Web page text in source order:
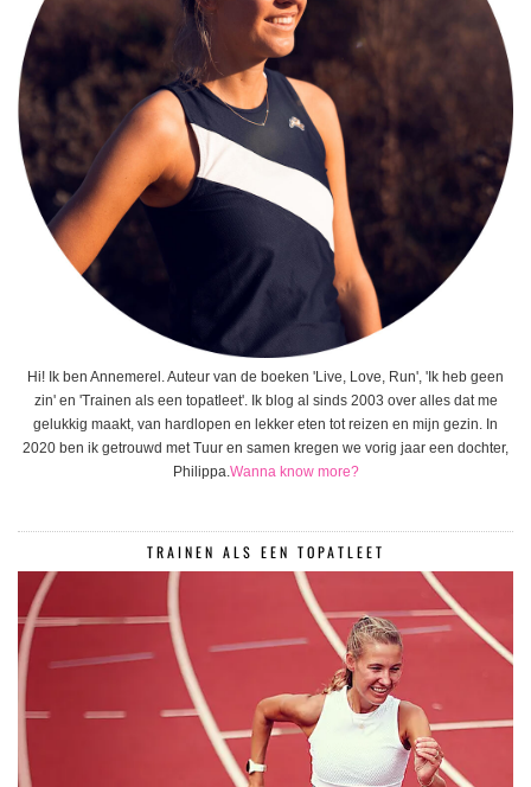
Hi! Ik ben Annemerel. Auteur van de boeken 'Live, Love, Run', 'Ik heb geen
zin' en 'Trainen als een topatleet'. Ik blog al sinds 2003 over alles dat me
gelukkig maakt, van hardlopen en lekker eten tot reizen en mijn gezin. In
2020 ben ik getrouwd met Tuur en samen kregen we vorig jaar een dochter,
Philippa.Wanna know more?
TRAINEN ALS EEN TOPATLEET